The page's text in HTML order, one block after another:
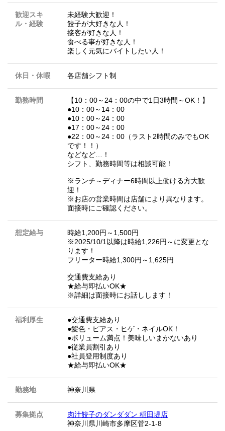
歓迎スキ
ル・経験
未経験大歓迎！
餃子が大好きな人！
接客が好きな人！
食べる事が好きな人！
楽しく元気にバイトしたい人！
休日・休暇 各店舗シフト制
勤務時間
【10：00～24：00の中で1日3時間～OK！】
●10：00～14：00
●10：00～24：00
●17：00～24：00
●22：00～24：00（ラスト2時間のみでもOK
です！！）
などなど…！
シフト、勤務時間等は相談可能！
※ランチ～ディナー6時間以上働ける方大歓
迎！
※お店の営業時間は店舗により異なります。
面接時にご確認ください。
想定給与
時給1,200円～1,500円
※2025/10/1以降は時給1,226円～に変更とな
ります！
フリーター時給1,300円～1,625円
交通費支給あり
★給与即払いOK★
※詳細は面接時にお話しします！
福利厚生
●交通費支給あり
●髪色・ピアス・ヒゲ・ネイルOK！
●ボリューム満点！美味しいまかないあり
●従業員割引あり
●社員登用制度あり
★給与即払いOK★
勤務地 神奈川県
募集拠点
肉汁餃子のダンダダン 稲田堤店
神奈川県川崎市多摩区菅2-1-8